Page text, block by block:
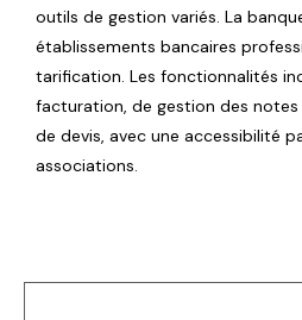
outils de gestion variés. La
établissements bancaires
tarification. Les fonctionnalités
facturation, de gestion des
de devis, avec une accessibilité
associations.